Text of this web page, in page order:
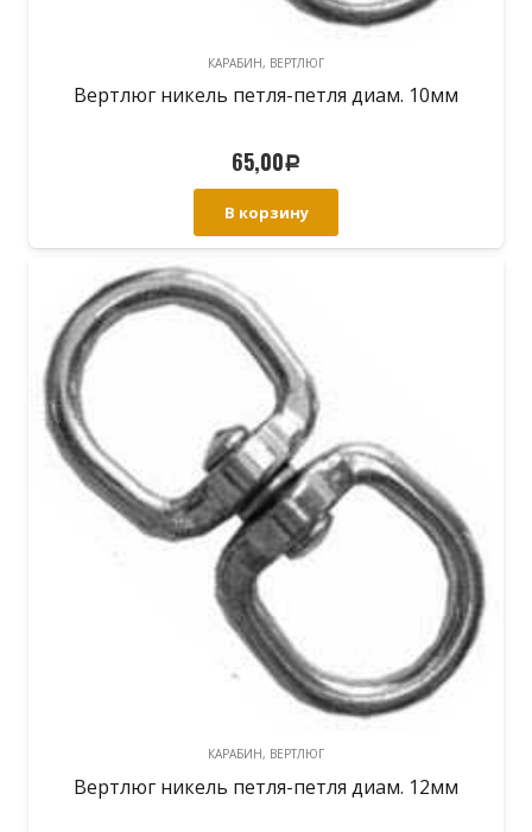
КАРАБИН, ВЕРТЛЮГ
Вертлюг никель петля-петля диам. 10мм
65,00Р
В корзину
КАРАБИН, ВЕРТЛЮГ
Вертлюг никель петля-петля диам. 12мм